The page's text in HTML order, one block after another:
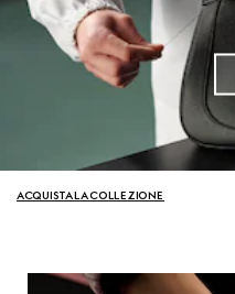
ACQUISTA LA COLLEZIONE